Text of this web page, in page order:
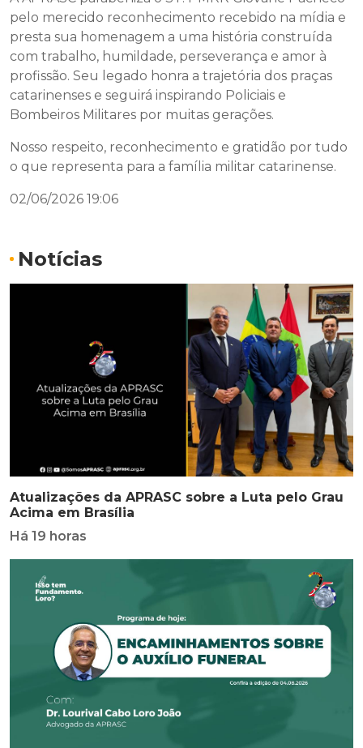
pelo merecido reconhecimento recebido na mídia e
presta sua homenagem a uma história construída
com trabalho, humildade, perseverança e amor à
profissão. Seu legado honra a trajetória dos praças
catarinenses e seguirá inspirando Policiais e
Bombeiros Militares por muitas gerações.
Nosso respeito, reconhecimento e gratidão por tudo
o que representa para a família militar catarinense.
02/06/2026 19:06
Notícias
Atualizações da APRASC sobre a Luta pelo Grau
Acima em Brasília
Há 19 horas